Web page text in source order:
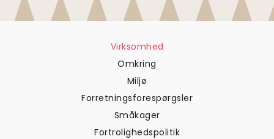
Virksomhed
Omkring
Miljø
Forretningsforespørgsler
Småkager
Fortrolighedspolitik